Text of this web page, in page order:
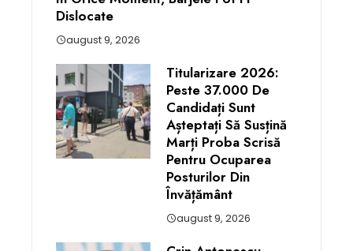
Dislocate
august 9, 2026
Titularizare 2026:
Peste 37.000 De
Candidați Sunt
Așteptați Să Susțină
Marți Proba Scrisă
Pentru Ocuparea
Posturilor Din
Învățământ
august 9, 2026